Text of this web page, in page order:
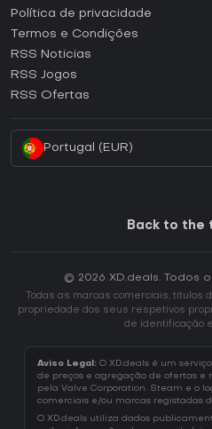
Como ativar uma CD Key Epic
Como ativar uma CD Key GOG?
Como ativar uma CD Key
Como ativar uma CD Key EA
Política de privacidade
Termos e Condições
RSS Noticias
RSS Jogos
RSS Ofertas
Portugal (EUR)
Back to the
© 2026 XD.deals. Todos
Todas as marcas comerciais, títulos
propriedade dos seus respetivos
de identificação
Aviso Legal: O XD.deals é um
de preços e agregação de ofertas e
pela Valve Corporation. Steam e o
comerciais e/ou marcas registadas
O XD.deals utiliza dados